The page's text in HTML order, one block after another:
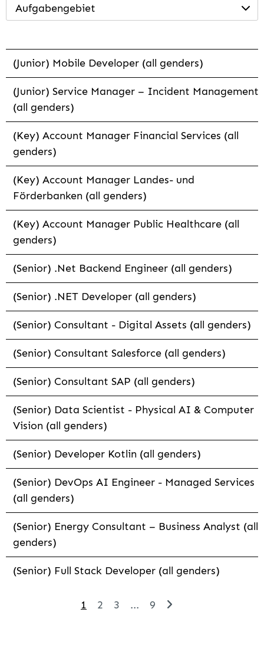
Aufgabengebiet
(Junior) Mobile Developer (all genders)
(Junior) Service Manager – Incident Management
(all genders)
(Key) Account Manager Financial Services (all
genders)
(Key) Account Manager Landes- und
Förderbanken (all genders)
(Key) Account Manager Public Healthcare (all
genders)
(Senior) .Net Backend Engineer (all genders)
(Senior) .NET Developer (all genders)
(Senior) Consultant - Digital Assets (all genders)
(Senior) Consultant Salesforce (all genders)
(Senior) Consultant SAP (all genders)
(Senior) Data Scientist - Physical AI & Computer
Vision (all genders)
(Senior) Developer Kotlin (all genders)
(Senior) DevOps AI Engineer - Managed Services
(all genders)
(Senior) Energy Consultant – Business Analyst (all
genders)
(Senior) Full Stack Developer (all genders)
1 2 3 ... 9